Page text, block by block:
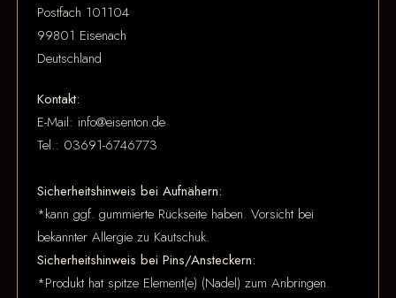
Postfach 101104
99801 Eisenach
Deutschland
Kontakt:
E-Mail: info@eisenton.de
Tel.: 03691-6746773
Sicherheitshinweis bei Aufnähern:
*kann ggf. gummierte Rückseite haben. Vorsicht bei
bekannter Allergie zu Kautschuk.
Sicherheitshinweis bei Pins/Ansteckern:
*Produkt hat spitze Element(e) (Nadel) zum Anbringen.